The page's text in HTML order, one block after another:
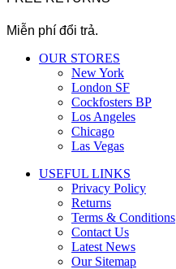
Miễn phí đổi trả.
OUR STORES
New York
London SF
Cockfosters BP
Los Angeles
Chicago
Las Vegas
USEFUL LINKS
Privacy Policy
Returns
Terms & Conditions
Contact Us
Latest News
Our Sitemap